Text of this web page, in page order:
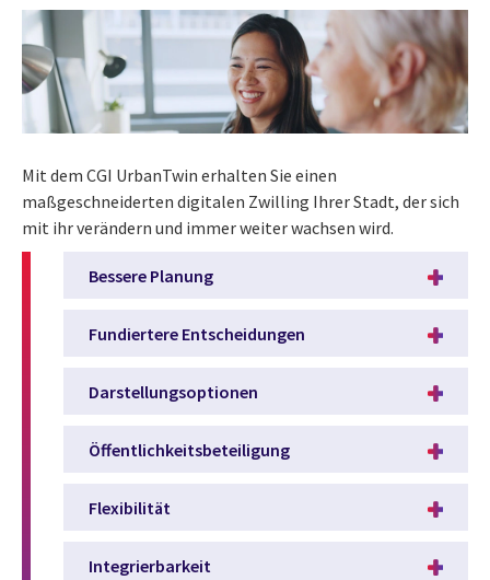
Mit dem CGI UrbanTwin erhalten Sie einen
maßgeschneiderten digitalen Zwilling Ihrer Stadt, der sich
mit ihr verändern und immer weiter wachsen wird.
Bessere Planung
Fundiertere Entscheidungen
Darstellungsoptionen
Öffentlichkeitsbeteiligung
Flexibilität
Integrierbarkeit